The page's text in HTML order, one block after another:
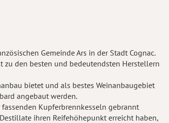
Gemeinde Ars in der Stadt Cognac.
zu den besten und bedeutendsten Herstellern
bietet und als bestes Weinanbaugebiet
angebaut werden.
Kupferbrennkesseln gebrannt
ihren Reifehöhepunkt erreicht haben,